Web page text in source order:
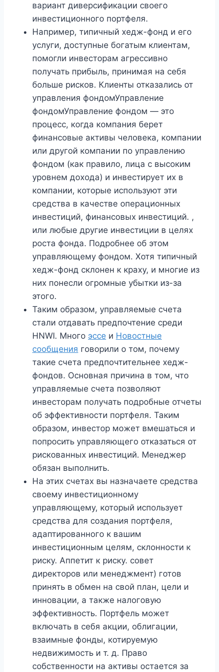
вариант диверсификации своего
инвестиционного портфеля.
Например, типичный хедж-фонд и его
услуги, доступные богатым клиентам,
помогли инвесторам агрессивно
получать прибыль, принимая на себя
больше рисков. Клиенты отказались от
управления фондомУправление
фондомУправление фондом — это
процесс, когда компания берет
финансовые активы человека, компании
или другой компании по управлению
фондом (как правило, лица с высоким
уровнем дохода) и инвестирует их в
компании, которые используют эти
средства в качестве операционных
инвестиций, финансовых инвестиций. ,
или любые другие инвестиции в целях
роста фонда. Подробнее об этом
управляющему фондом. Хотя типичный
хедж-фонд склонен к краху, и многие из
них понесли огромные убытки из-за
этого.
Таким образом, управляемые счета
стали отдавать предпочтение среди
HNWI. Много эссе и Новостные
сообщения говорили о том, почему
такие счета предпочтительнее хедж-
фондов. Основная причина в том, что
управляемые счета позволяют
инвесторам получать подробные отчеты
об эффективности портфеля. Таким
образом, инвестор может вмешаться и
попросить управляющего отказаться от
рискованных инвестиций. Менеджер
обязан выполнить.
На этих счетах вы назначаете средства
своему инвестиционному
управляющему, который использует
средства для создания портфеля,
адаптированного к вашим
инвестиционным целям, склонности к
риску. Аппетит к риску. совет
директоров или менеджмент) готов
принять в обмен на свой план, цели и
инновации, а также налоговую
эффективность. Портфель может
включать в себя акции, облигации,
взаимные фонды, котируемую
недвижимость и т. д. Право
собственности на активы остается за